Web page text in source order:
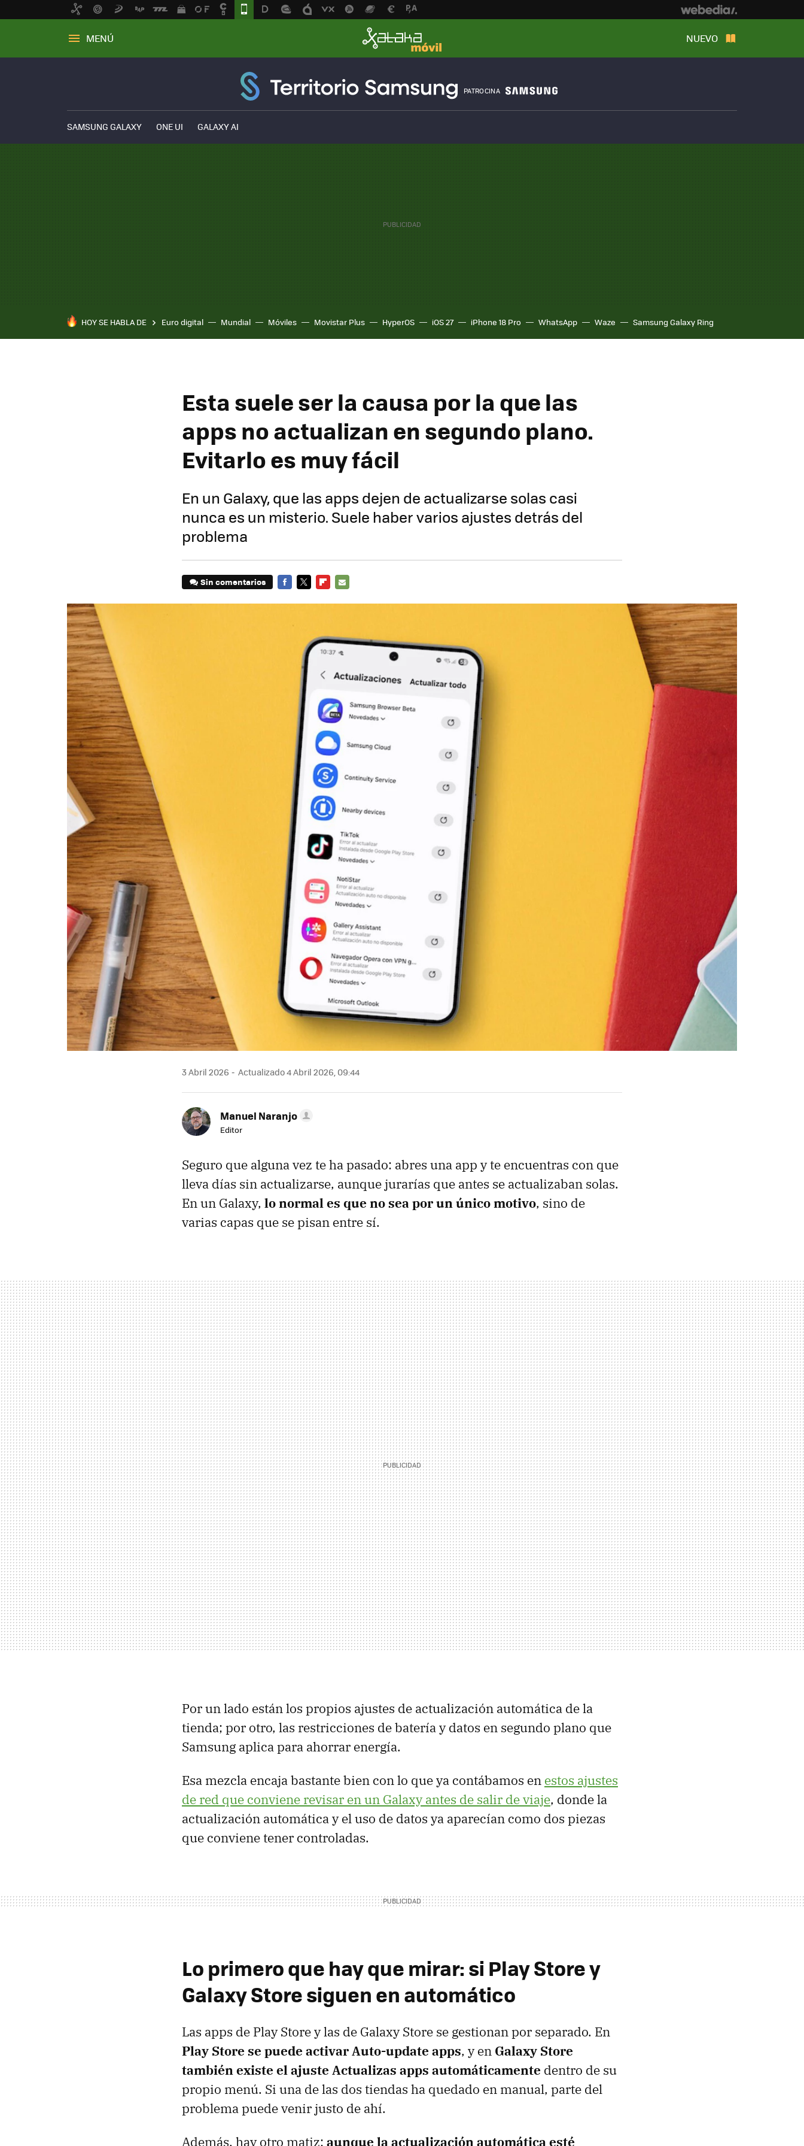
MENÚ NUEVO
PATROCINA
SAMSUNG GALAXY ONE UI GALAXY AI
HOY SE HABLA DE Euro digital Mundial Móviles Movistar Plus HyperOS iOS 27 iPhone 18 Pro WhatsApp Waze Samsung Galaxy Ring
Esta suele ser la causa por la que las
apps no actualizan en segundo plano.
Evitarlo es muy fácil
En un Galaxy, que las apps dejen de actualizarse solas casi
nunca es un misterio. Suele haber varios ajustes detrás del
problema
Sin comentarios
3 Abril 2026 Actualizado 4 Abril 2026, 09:44
Manuel Naranjo
Editor
Seguro que alguna vez te ha pasado: abres una app y te encuentras con que
lleva días sin actualizarse, aunque jurarías que antes se actualizaban solas.
En un Galaxy, lo normal es que no sea por un único motivo, sino de
varias capas que se pisan entre sí.
Por un lado están los propios ajustes de actualización automática de la
tienda; por otro, las restricciones de batería y datos en segundo plano que
Samsung aplica para ahorrar energía.
Esa mezcla encaja bastante bien con lo que ya contábamos en estos ajustes
de red que conviene revisar en un Galaxy antes de salir de viaje, donde la
actualización automática y el uso de datos ya aparecían como dos piezas
que conviene tener controladas.
Lo primero que hay que mirar: si Play Store y
Galaxy Store siguen en automático
Las apps de Play Store y las de Galaxy Store se gestionan por separado. En
Play Store se puede activar Auto-update apps, y en Galaxy Store
también existe el ajuste Actualizas apps automáticamente dentro de su
propio menú. Si una de las dos tiendas ha quedado en manual, parte del
problema puede venir justo de ahí.
Además, hay otro matiz: aunque la actualización automática esté